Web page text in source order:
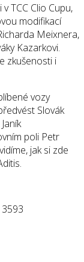
TCC Clio Cupu,
modifikací
Meixnera,
Kazarkovi.
zkušenosti i
vozy
Slovák
poli Petr
jak si zde